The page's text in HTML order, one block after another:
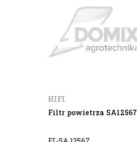
HIFI
Filtr powietrza SA12567